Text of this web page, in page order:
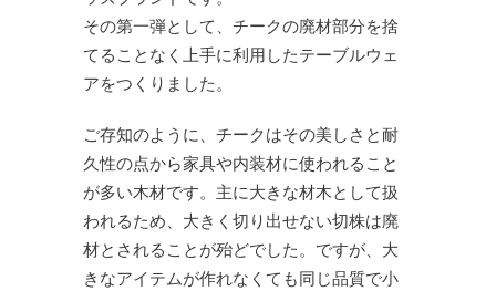
その第一弾として、チークの廃材部分を捨
てることなく上手に利用したテーブルウェ
アをつくりました。
ご存知のように、チークはその美しさと耐
久性の点から家具や内装材に使われること
が多い木材です。主に大きな材木として扱
われるため、大きく切り出せない切株は廃
材とされることが殆どでした。ですが、大
きなアイテムが作れなくても同じ品質で小